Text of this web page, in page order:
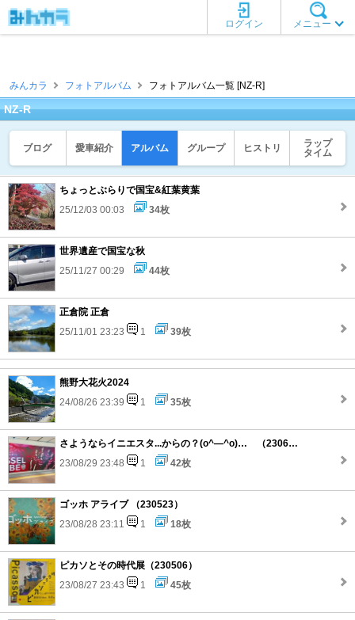
メニュー
ログイン
みんカラ フォトアルバム フォトアルバム一覧 [NZ-R]
NZ-R
ブログ 愛車紹介 アルバム グループ ヒストリ
ラップ
タイム
ちょっとぶらりで国宝&紅葉黄葉
25/12/03 00:03
34枚
世界遺産で国宝な秋
25/11/27 00:29
44枚
正倉院 正倉
25/11/01 23:23
1 39枚
熊野大花火2024
24/08/26 23:39
1 35枚
さようならイニエスタ...からの？(o^―^o)… （230603）
23/08/29 23:48
1 42枚
ゴッホ アライブ （230523）
23/08/28 23:11
1 18枚
ピカソとその時代展（230506）
23/08/27 23:43
1 45枚